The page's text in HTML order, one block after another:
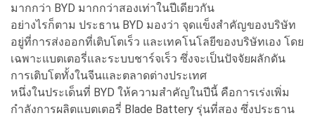
มากกว่า BYD มากกว่าสองเท่าในปีเดียวกัน
อย่างไรก็ตาม ประธาน BYD มองว่า จุดแข็งสำคัญของบริษัท
อยู่ที่การส่งออกที่เติบโตเร็ว และเทคโนโลยีของบริษัทเอง โดย
เฉพาะแบตเตอรี่และระบบชาร์จเร็ว ซึ่งจะเป็นปัจจัยผลักดัน
การเติบโตทั้งในจีนและตลาดต่างประเทศ
หนึ่งในประเด็นที่ BYD ให้ความสำคัญในปีนี้ คือการเร่งเพิ่ม
กำลังการผลิตแบตเตอรี่ Blade Battery รุ่นที่สอง ซึ่งประธาน